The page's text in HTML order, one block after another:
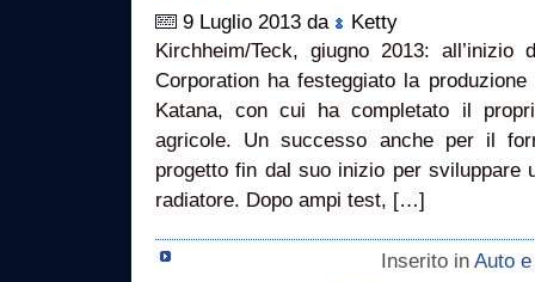
9 Luglio 2013 da
Ketty
Kirchheim/Teck, giugno 2013:
Corporation ha festeggiato la
Katana, con cui ha completato il
agricole. Un successo anche per il
progetto fin dal suo inizio per sviluppare
radiatore. Dopo ampi test, […]
Inserito in Auto